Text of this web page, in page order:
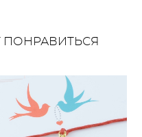
ПОНРАВИТЬСЯ